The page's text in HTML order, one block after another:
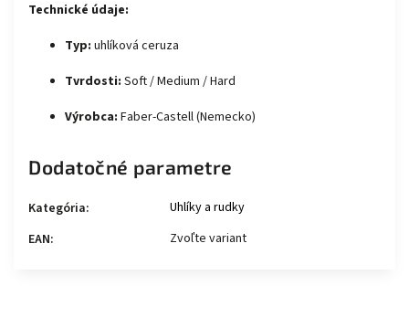
Technické údaje:
Typ: uhlíková ceruza
Tvrdosti: Soft / Medium / Hard
Výrobca: Faber-Castell (Nemecko)
Dodatočné parametre
Kategória:
Uhlíky a rudky
EAN: Zvoľte variant